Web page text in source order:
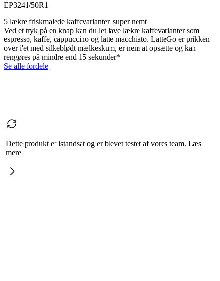
EP3241/50R1
5 lækre friskmalede kaffevarianter, super nemt
Ved et tryk på en knap kan du let lave lækre kaffevarianter som
espresso, kaffe, cappuccino og latte macchiato. LatteGo er prikken
over i'et med silkeblødt mælkeskum, er nem at opsætte og kan
rengøres på mindre end 15 sekunder*
Se alle fordele
Dette produkt er istandsat og er blevet testet af vores team. Læs
mere